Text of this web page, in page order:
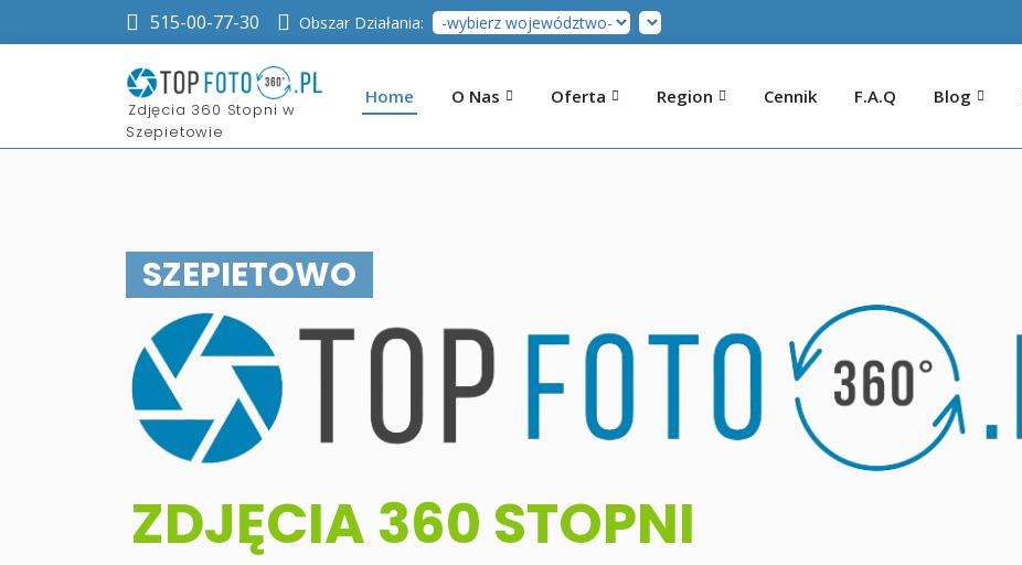
515-00-77-30 Obszar Działania:
​Zdjęcia 360 Stopni w
Szepietowie
Home O Nas Oferta Region Cennik F.A.Q Blog
SZEPIETOWO
​ZDJĘCIA 360 STOPNI